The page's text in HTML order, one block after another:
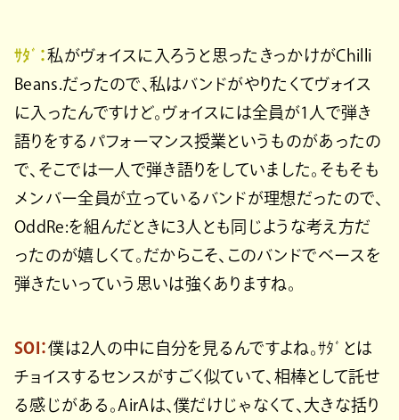
ｻﾀﾞ：私がヴォイスに入ろうと思ったきっかけがChilli
Beans.だったので、私はバンドがやりたくてヴォイス
に入ったんですけど。ヴォイスには全員が1人で弾き
語りをするパフォーマンス授業というものがあったの
で、そこでは一人で弾き語りをしていました。そもそも
メンバー全員が立っているバンドが理想だったので、
OddRe:を組んだときに3人とも同じような考え方だ
ったのが嬉しくて。だからこそ、このバンドでベースを
弾きたいっていう思いは強くありますね。
SOI：僕は2人の中に自分を見るんですよね。ｻﾀﾞとは
チョイスするセンスがすごく似ていて、相棒として託せ
る感じがある。AirAは、僕だけじゃなくて、大きな括り